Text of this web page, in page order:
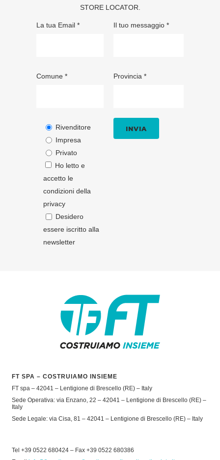
STORE LOCATOR
La tua Email *
Comune *
Rivenditore
Impresa
Privato
Ho letto e
accetto le
condizioni della
privacy
Desidero
essere iscritto alla
newsletter
Il tuo messaggio *
Provincia *
FT SPA – COSTRUIAMO INSIEME
FT spa – 42041 – Lentigione di Brescello (RE) – Italy
Sede Operativa: via Enzano, 22 – 42041 – Lentigione di Brescello (RE) –
Italy
Sede Legale: via Cisa, 81 – 42041 – Lentigione di Brescello (RE) – Italy
Tel +39 0522 680424 – Fax +39 0522 680386